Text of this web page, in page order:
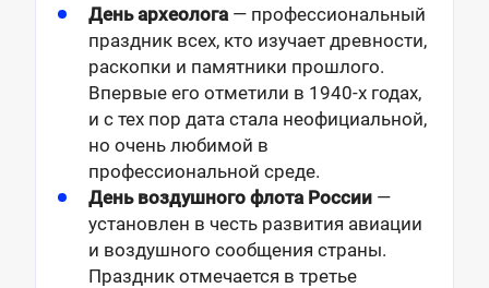
День археолога— профессиональный
праздник всех, кто изучает древности,
раскопки и памятники прошлого.
Впервые его отметили в 1940-х годах,
и с тех пор дата стала неофициальной,
но очень любимой в
профессиональной среде.
День воздушного флота России —
установлен в честь развития авиации
и воздушного сообщения страны.
Праздник отмечается в третье